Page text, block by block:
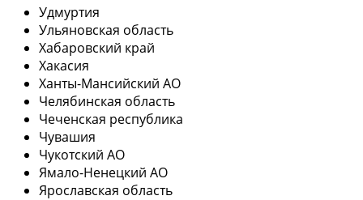
Удмуртия
Ульяновская область
Хабаровский край
Хакасия
Ханты-Мансийский АО
Челябинская область
Чеченская республика
Чувашия
Чукотский АО
Ямало-Ненецкий АО
Ярославская область